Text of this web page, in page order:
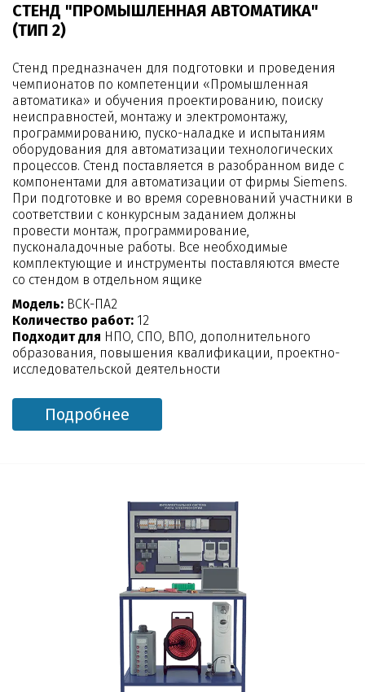
СТЕНД "ПРОМЫШЛЕННАЯ АВТОМАТИКА"
(ТИП 2)
Стенд предназначен для подготовки и проведения
чемпионатов по компетенции «Промышленная
автоматика» и обучения проектированию, поиску
неисправностей, монтажу и электромонтажу,
программированию, пуско-наладке и испытаниям
оборудования для автоматизации технологических
процессов. Стенд поставляется в разобранном виде с
компонентами для автоматизации от фирмы Siemens.
При подготовке и во время соревнований участники в
соответствии с конкурсным заданием должны
провести монтаж, программирование,
пусконаладочные работы. Все необходимые
комплектующие и инструменты поставляются вместе
со стендом в отдельном ящике
Модель: ВСК-ПА2
Количество работ: 12
Подходит для НПО, СПО, ВПО, дополнительного
образования, повышения квалификации, проектно-
исследовательской деятельности
Подробнее